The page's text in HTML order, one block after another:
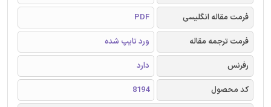
فرمت مقاله انگلیسی
PDF
فرمت ترجمه مقاله
ورد تایپ شده
رفرنس
دارد
کد محصول
8194